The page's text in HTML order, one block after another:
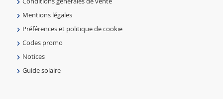
Mentions légales
Préférences et politique de cookie
Codes promo
Notices
Guide solaire